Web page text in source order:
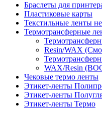
Браслеты для
Пластиковые карты
Текстильные ленты
Термотрансферные
Resin/WAX
WAX/Resin
Чековые термо ленты
Этикет-ленты
Этикет-ленты
Этикет-ленты Термо